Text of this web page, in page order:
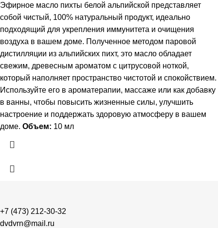
Эфирное масло пихты белой альпийской представляет
собой чистый, 100% натуральный продукт, идеально
подходящий для укрепления иммунитета и очищения
воздуха в вашем доме. Полученное методом паровой
дистилляции из альпийских пихт, это масло обладает
свежим, древесным ароматом с цитрусовой ноткой,
который наполняет пространство чистотой и спокойствием.
Используйте его в ароматерапии, массаже или как добавку
в ванны, чтобы повысить жизненные силы, улучшить
настроение и поддержать здоровую атмосферу в вашем
доме. Объем: 10 мл
+7 (473) 212-30-32
dvdvrn@mail.ru